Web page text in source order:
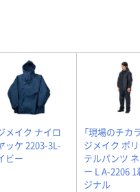
メイク ナイロ
ッケ 2203-3L-
ビー
「現場のチカ
ジメイク ポ
テルパンツ
ー L A-2206 1
ジナル